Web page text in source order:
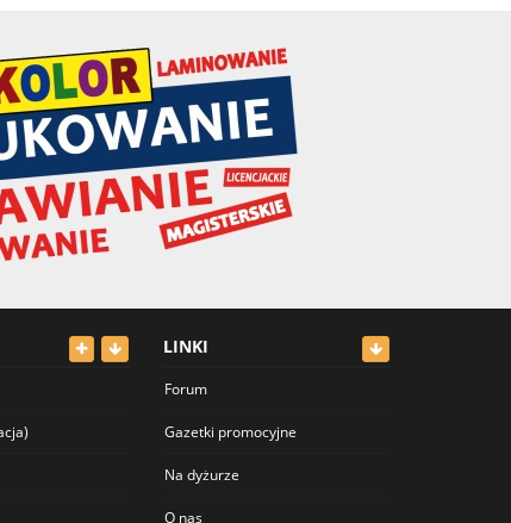
LINKI
Forum
Gazetki promocyjne
Na dyżurze
O nas